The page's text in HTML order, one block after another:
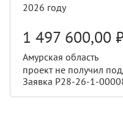
2026 году
1 497 600,00
Амурская область
проект не получил
Заявка Р28-26-1-